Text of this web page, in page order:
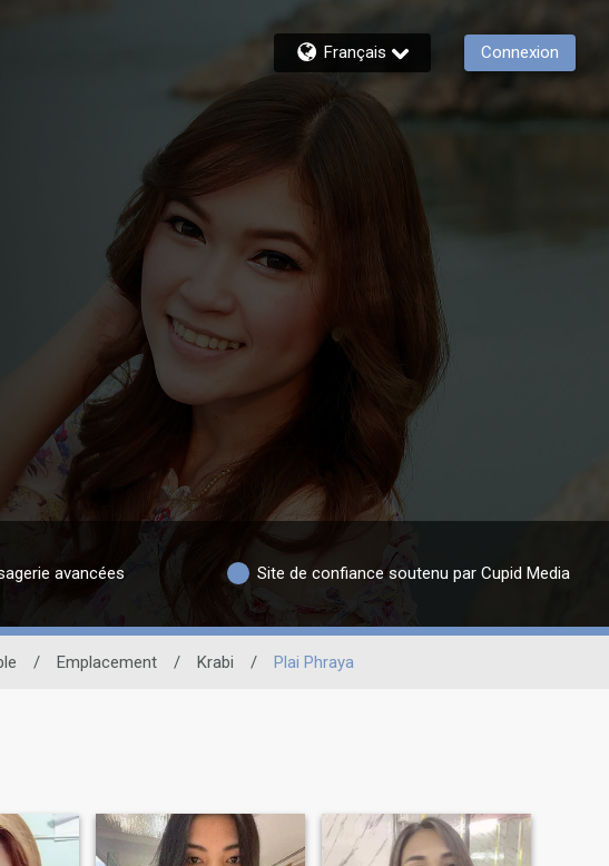
Français Connexion
avancées Site de confiance soutenu par Cupid Media
/ Emplacement / Krabi / Plai Phraya